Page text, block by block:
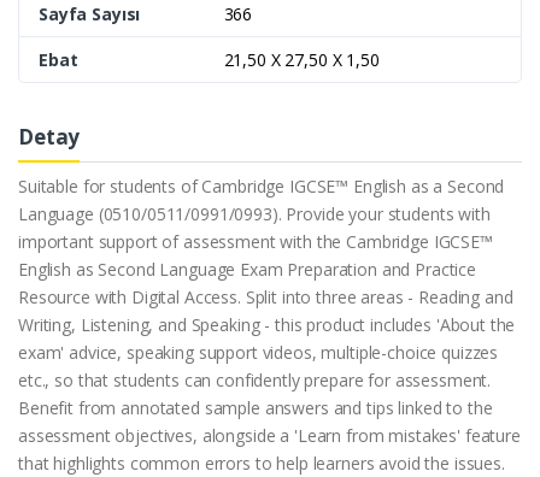
Sayfa Sayısı
366
Ebat
21,50 X 27,50 X 1,50
Detay
Suitable for students of Cambridge IGCSE™ English as a Second
Language (0510/0511/0991/0993). Provide your students with
important support of assessment with the Cambridge IGCSE™
English as Second Language Exam Preparation and Practice
Resource with Digital Access. Split into three areas - Reading and
Writing, Listening, and Speaking - this product includes 'About the
exam' advice, speaking support videos, multiple-choice quizzes
etc., so that students can confidently prepare for assessment.
Benefit from annotated sample answers and tips linked to the
assessment objectives, alongside a 'Learn from mistakes' feature
that highlights common errors to help learners avoid the issues.